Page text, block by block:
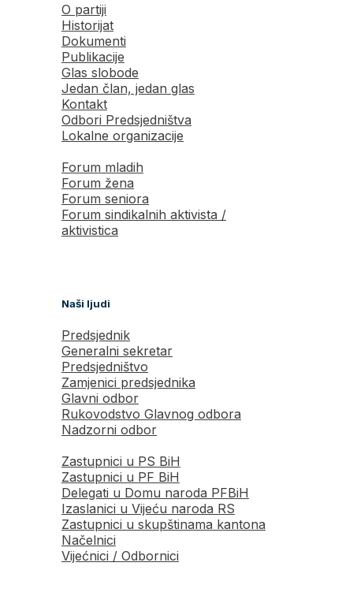
O partiji
Historijat
Dokumenti
Publikacije
Glas slobode
Jedan član, jedan glas
Kontakt
Odbori Predsjedništva
Lokalne organizacije
Forum mladih
Forum žena
Forum seniora
Forum sindikalnih aktivista /
aktivistica
Naši ljudi
Predsjednik
Generalni sekretar
Predsjedništvo
Zamjenici predsjednika
Glavni odbor
Rukovodstvo Glavnog odbora
Nadzorni odbor
Zastupnici u PS BiH
Zastupnici u PF BiH
Delegati u Domu naroda PFBiH
Izaslanici u Vijeću naroda RS
Zastupnici u skupštinama kantona
Načelnici
Vijećnici / Odbornici